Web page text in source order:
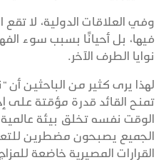
وفي العلاقات الدولية، لا تقع
فيها، بل أحيانًا بسبب سوء
نوايا الطرف الآخر.
لهذا يرى كثير من الباحثين أن
تمنح القائد قدرة مؤقتة
الوقت نفسه تخلق بيئة عالمية
الجميع يصبحون مضطرين
القرارات المصيرية خاضعة